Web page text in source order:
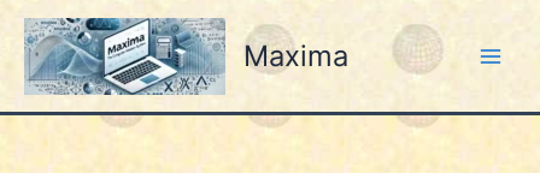
Aller
contenu
Maxima